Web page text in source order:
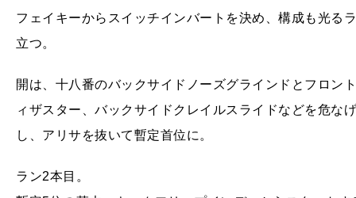
フェイキーからスイッチインバートを決め、構成も光る
立つ。
開は、十八番のバックサイドノーズグラインドとフロン
ィザスター、バックサイドクレイルスライドなどを危な
し、アリサを抜いて暫定首位に。
ラン2本目。